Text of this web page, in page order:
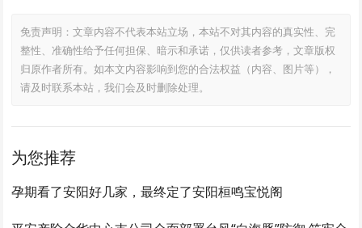
免责声明：文章内容不代表本站立场，本站不对其内容的真实性、完
整性、准确性给予任何担保、暗示和承诺，仅供读者参考，文章版权
归原作者所有。如本文内容影响到您的合法权益（内容、图片等），
请及时联系本站，我们会及时删除处理。
为您推荐
孕期看了安阳好几家，最终定了安阳桓鸣宝悦阁